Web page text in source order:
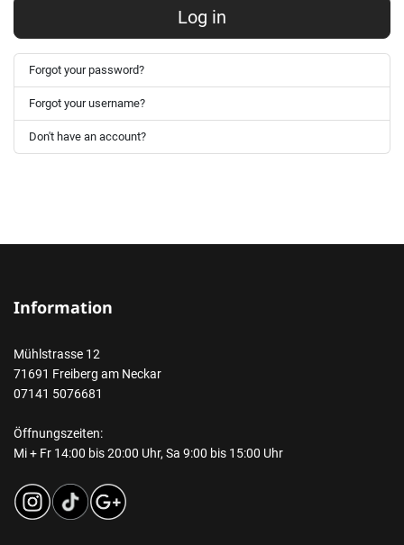
Log in
Forgot your password?
Forgot your username?
Don't have an account?
Information
Mühlstrasse 12
71691 Freiberg am Neckar
07141 5076681
Öffnungszeiten:
Mi + Fr 14:00 bis 20:00 Uhr, Sa 9:00 bis 15:00 Uhr